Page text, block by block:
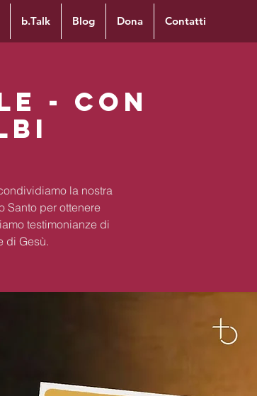
b.Talk Blog Dona Contatti
- con
la nostra
Santo per ottenere
testimonianze di
di Gesù.